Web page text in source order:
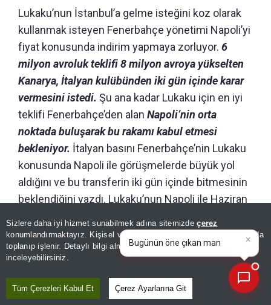
Sizlere daha iyi hizmet sunabilmek adına sitemizdeçerez
konumlandırmaktayız. Kişisel verileriniz, KVKK ve GDPR kapsamında
toplanıp işlenir. Detaylı bilgi almak içinAydınlatma Metnimizi
inceleyebilirsiniz.
Tüm Çerezleri Kabul Et Çerez Ayarlarına Git
Lukaku’nun İstanbul’a gelme isteğini koz olarak
kullanmak isteyen Fenerbahçe yönetimi Napoli’yi
fiyat konusunda indirim yapmaya zorluyor. 6
milyon avroluk teklifi 8 milyon avroya yükselten
Kanarya, İtalyan kulübünden iki gün içinde karar
vermesini istedi. Şu ana kadar Lukaku için en iyi
teklifi Fenerbahçe’den alan Napoli’nin orta
noktada buluşarak bu rakamı kabul etmesi
bekleniyor. İtalyan basını Fenerbahçe’nin Lukaku
konusunda Napoli ile görüşmelerde büyük yol
aldığını ve bu transferin iki gün içinde bitmesinin
beklendiğini yazdı. Lukaku’nun Napoli ile Haziran
DÜNYADA İKİNCİ SIRADA
1,91 metre boyu ve 103 kiloluk ağırlığıyla
×
Bugünün öne çıkan manşetleri
ve gelişmeleri neler?|